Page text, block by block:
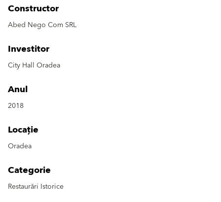
Constructor
Abed Nego Com SRL
Investitor
City Hall Oradea
Anul
2018
Locație
Oradea
Categorie
Restaurări Istorice